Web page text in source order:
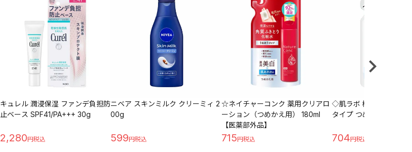
キュレル 潤浸保湿 ファンデ負担防
止ベース SPF41/PA+++ 30g
2,280
ニベア スキンミルク クリーミィ 2
00g
599
☆ネイチャーコンク 薬用クリアロ
ーション（つめかえ用） 180ml
【医薬部外品】
715
◇肌ラボ 極潤ヒアルロ
タイプ つめかえ用 170ml
704